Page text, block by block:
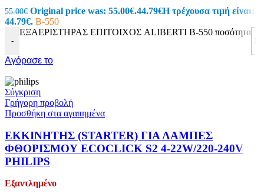
55.00€ Original price was: 55.00€.44.79€Η τρέχουσα τιμή είναι:
44.79€. B-550
-
ΕΞΑΕΡΙΣTΗΡΑΣ ΕΠΙΤΟΙΧΟΣ ALIBERTI B-550 ποσότητα
Αγόρασε το
Σύγκριση
Γρήγορη προβολή
Προσθήκη στα αγαπημένα
ΕΚΚΙΝΗΤΗΣ (STARTER) ΓΙΑ ΛΑΜΠΕΣ
ΦΘΟΡΙΣΜΟΥ ECOCLICK S2 4-22W/220-240V
PHILIPS
Εξαντλημένο